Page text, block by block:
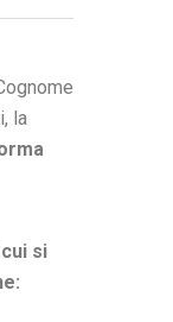
la
si